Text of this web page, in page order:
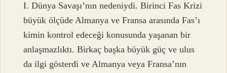
I. Dünya Savaşı’nın nedeniydi. Birinci Fas Krizi
büyük ölçüde Almanya ve Fransa arasında Fas’ı
kimin kontrol edeceği konusunda yaşanan bir
anlaşmazlıktı. Birkaç başka büyük güç ve ulus
da ilgi gösterdi ve Almanya veya Fransa’nın